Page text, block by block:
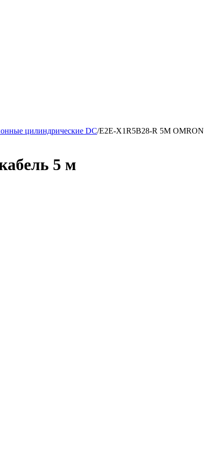
цилиндрические DC/E2E-X1R5B28-R 5M OMRON
5 м